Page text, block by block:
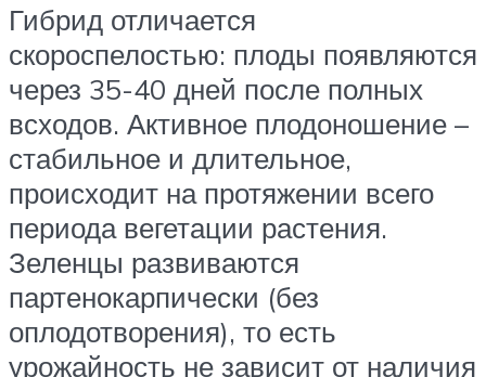
Гибрид отличается
скороспелостью: плоды появляются
через 35-40 дней после полных
всходов. Активное плодоношение –
стабильное и длительное,
происходит на протяжении всего
периода вегетации растения.
Зеленцы развиваются
партенокарпически (без
оплодотворения), то есть
урожайность не зависит от наличия